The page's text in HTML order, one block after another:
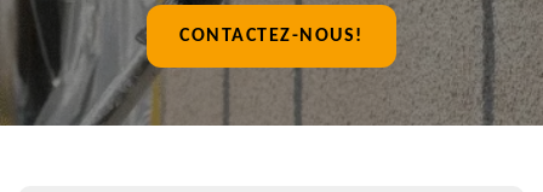
CONTACTEZ-NOUS!